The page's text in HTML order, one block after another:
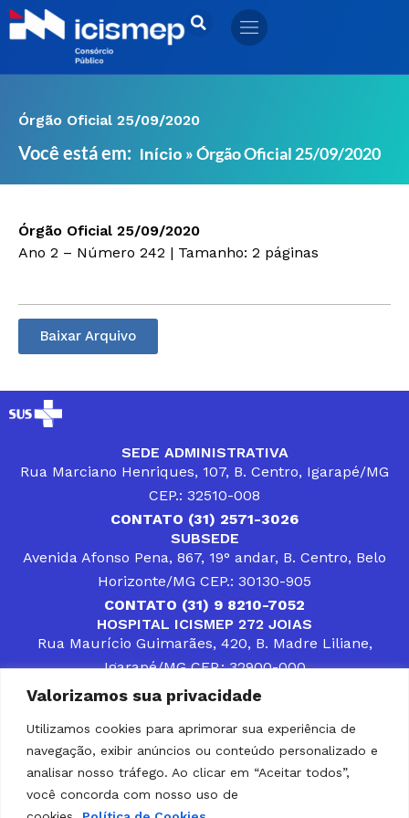
Valorizamos sua privacidade
Utilizamos cookies para aprimorar sua experiência de
navegação, exibir anúncios ou conteúdo personalizado e
analisar nosso tráfego. Ao clicar em “Aceitar todos”,
você concorda com nosso uso de
Ir
para
Órgão Oficial 25/09/2020
Você está em: Início »Órgão Oficial 25/09/2020
Órgão Oficial 25/09/2020
Ano 2 – Número 242 | Tamanho: 2 páginas
Baixar Arquivo
SEDE ADMINISTRATIVA
Rua Marciano Henriques, 107, B. Centro, Igarapé/MG
CEP.: 32510-008
CONTATO (31) 2571-3026
SUBSEDE
Avenida Afonso Pena, 867, 19° andar, B. Centro, Belo
Horizonte/MG CEP.: 30130-905
CONTATO (31) 9 8210-7052
HOSPITAL ICISMEP 272 JOIAS
Rua Maurício Guimarães, 420, B. Madre Liliane,
Igarapé/MG CEP.: 32900-000
CONTATOS (31) 3512-4400 ou (31) 9 8309-8660
DESENVOLVER SOLUÇÕES, AÇÕES E SERVIÇOS
PÚBLICOS QUE COMPLEMENTEM A ASSISTÊNCIA À
POPULAÇÃO DA REGIÃO EM QUE ATUA, SENDO
PARCEIRO DOS MUNICÍPIOS CONSORCIADOS NA
SOLUÇÃO DE DIFICULDADES ENFRENTADAS POR
GESTORES MUNICIPAIS, É O COMPROMISSO DO
ICISMEP.